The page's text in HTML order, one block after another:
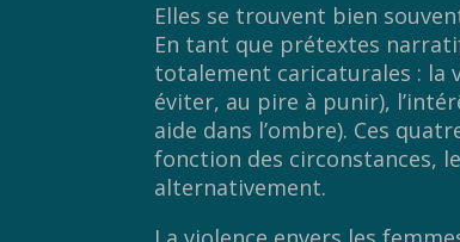
Elles se trouvent bien
En tant que prétextes
totalement caricaturales : la
éviter, au pire à punir),
aide dans l’ombre). Ces
fonction des circonstances,
alternativement.